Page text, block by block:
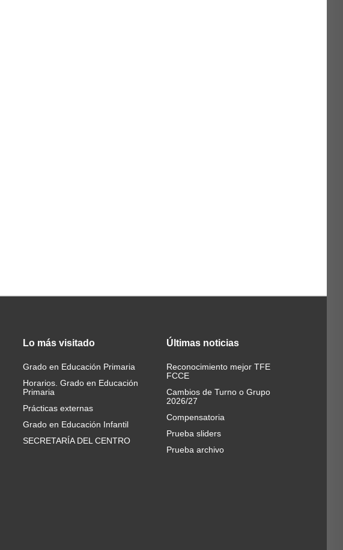
Lo más visitado
Grado en Educación Primaria
Horarios. Grado en Educación
Primaria
Prácticas externas
Grado en Educación Infantil
SECRETARÍA DEL CENTRO
Últimas noticias
Reconocimiento mejor TFE
FCCE
Cambios de Turno o Grupo
2026/27
Compensatoria
Prueba sliders
Prueba archivo